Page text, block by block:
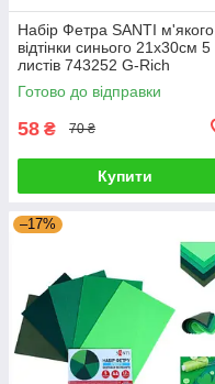
Набір Фетра SANTI м'якого,
відтінки синього 21х30см 5
листів 743252 G-Rich
Готово до відправки
58 ₴ 70 ₴
Купити
–17%